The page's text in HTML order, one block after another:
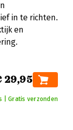
in te richten.
en
29,95
| Gratis verzonden